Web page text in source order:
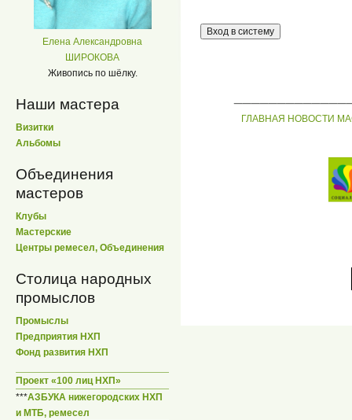
Елена Александровна
ШИРОКОВА
Живопись по шёлку.
Наши мастера
Визитки
Альбомы
Объединения
мастеров
Клубы
Мастерские
Центры ремесел, Объединения
Столица народных
промыслов
Промыслы
Предприятия НХП
Фонд развития НХП
Проект «100 лиц НХП»
***АЗБУКА нижегородских НХП
и МТБ, ремесел
ГЛАВНАЯ НОВОСТИ